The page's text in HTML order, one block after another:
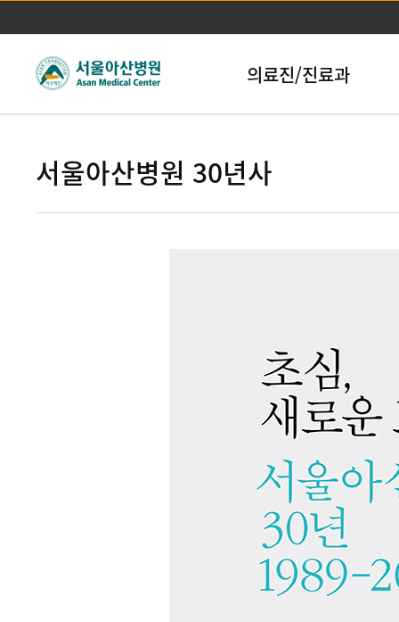
본문바로가기
의료진/진료과
서울아산병원 30년사